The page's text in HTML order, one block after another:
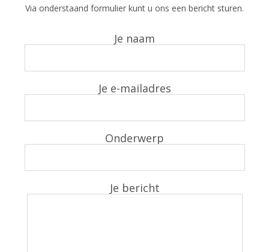
Via onderstaand formulier kunt u ons een bericht sturen.
Je naam
Je e-mailadres
Onderwerp
Je bericht